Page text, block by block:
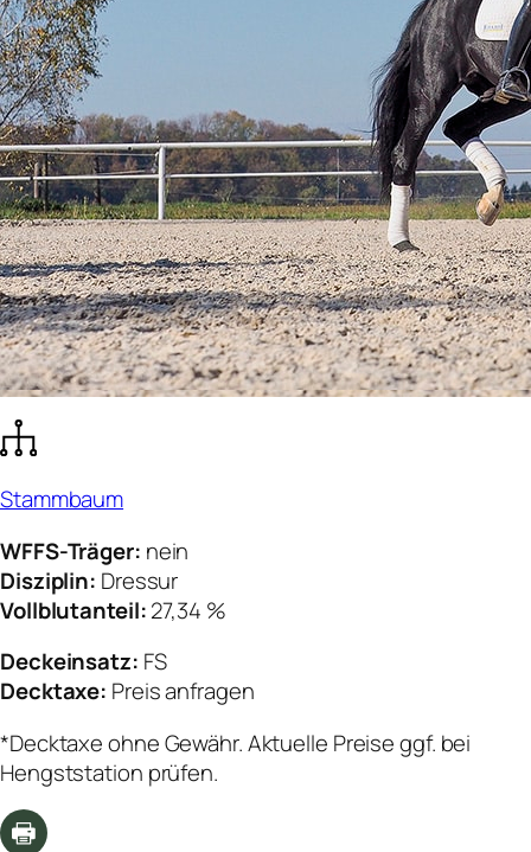
Stammbaum
WFFS-Träger: nein
Disziplin: Dressur
Vollblutanteil:27,34 %
Deckeinsatz: FS
Decktaxe: Preis anfragen
*Decktaxe ohne Gewähr. Aktuelle Preise ggf. bei
Hengststation prüfen.